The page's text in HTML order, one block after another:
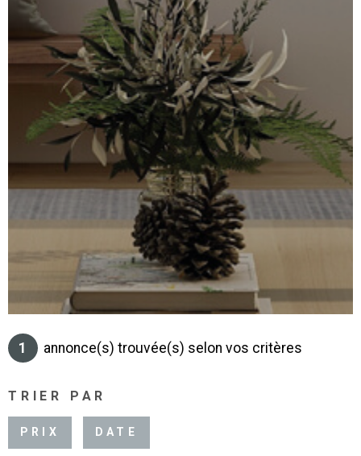
NOS
VENDUS
NOS
1 annonce(s) trouvée(s) selon vos critères
TRIER PAR
PRIX DATE
Pièces
PIÈCES
RÉFÉRENCE
PLUS DE CRITÈRES
RECHERCHER